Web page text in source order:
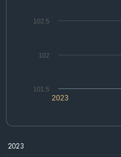
2023
101.5
102
102.5
2023